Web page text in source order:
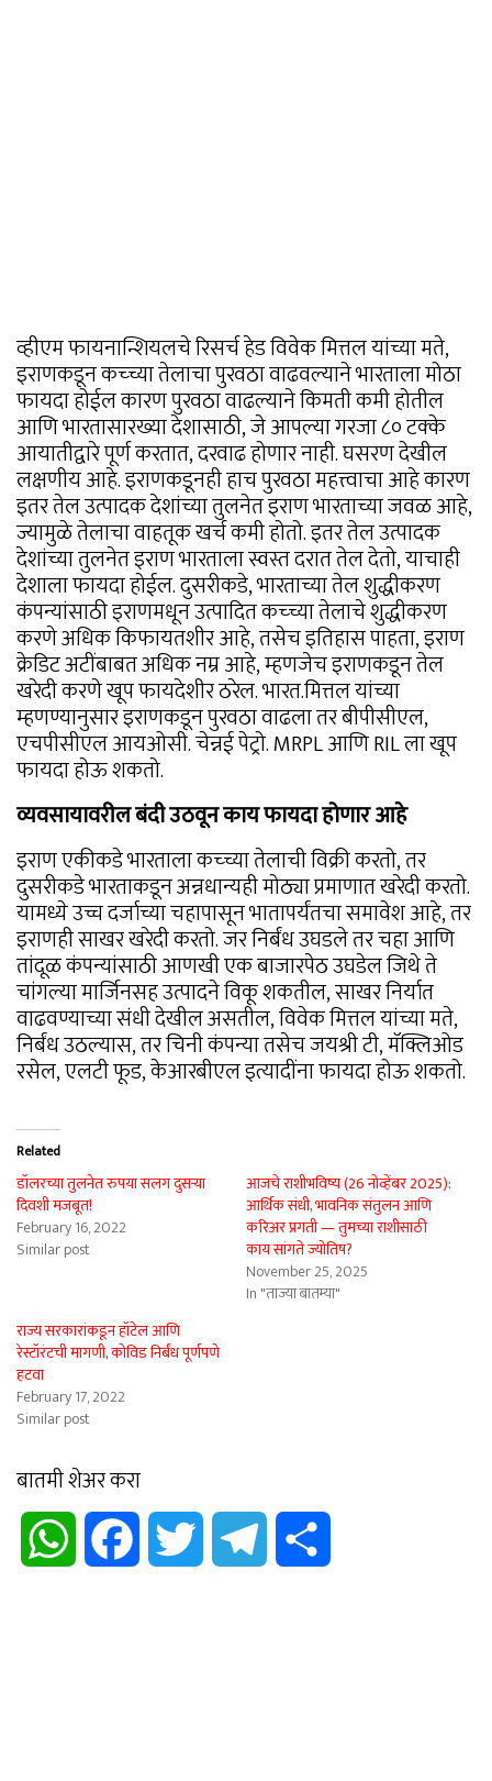
व्हीएम फायनान्शियलचे रिसर्च हेड विवेक मित्तल यांच्या मते,
इराणकडून कच्च्या तेलाचा पुरवठा वाढवल्याने भारताला मोठा
फायदा होईल कारण पुरवठा वाढल्याने किमती कमी होतील
आणि भारतासारख्या देशासाठी, जे आपल्या गरजा ८० टक्के
आयातीद्वारे पूर्ण करतात, दरवाढ होणार नाही. घसरण देखील
लक्षणीय आहे. इराणकडूनही हाच पुरवठा महत्त्वाचा आहे कारण
इतर तेल उत्पादक देशांच्या तुलनेत इराण भारताच्या जवळ आहे,
ज्यामुळे तेलाचा वाहतूक खर्च कमी होतो. इतर तेल उत्पादक
देशांच्या तुलनेत इराण भारताला स्वस्त दरात तेल देतो, याचाही
देशाला फायदा होईल. दुसरीकडे, भारताच्या तेल शुद्धीकरण
कंपन्यांसाठी इराणमधून उत्पादित कच्च्या तेलाचे शुद्धीकरण
करणे अधिक किफायतशीर आहे, तसेच इतिहास पाहता, इराण
क्रेडिट अटींबाबत अधिक नम्र आहे, म्हणजेच इराणकडून तेल
खरेदी करणे खूप फायदेशीर ठरेल. भारत.मित्तल यांच्या
म्हणण्यानुसार इराणकडून पुरवठा वाढला तर बीपीसीएल,
एचपीसीएल आयओसी. चेन्नई पेट्रो. MRPL आणि RIL ला खूप
फायदा होऊ शकतो.
व्यवसायावरील बंदी उठवून काय फायदा होणार आहे
इराण एकीकडे भारताला कच्च्या तेलाची विक्री करतो, तर
दुसरीकडे भारताकडून अन्नधान्यही मोठ्या प्रमाणात खरेदी करतो.
यामध्ये उच्च दर्जाच्या चहापासून भातापर्यंतचा समावेश आहे, तर
इराणही साखर खरेदी करतो. जर निर्बंध उघडले तर चहा आणि
तांदूळ कंपन्यांसाठी आणखी एक बाजारपेठ उघडेल जिथे ते
चांगल्या मार्जिनसह उत्पादने विकू शकतील, साखर निर्यात
वाढवण्याच्या संधी देखील असतील, विवेक मित्तल यांच्या मते,
निर्बंध उठल्यास, तर चिनी कंपन्या तसेच जयश्री टी, मॅक्लिओड
रसेल, एलटी फूड, केआरबीएल इत्यादींना फायदा होऊ शकतो.
Related
डॉलरच्या तुलनेत रुपया सलग दुसऱ्या
दिवशी मजबूत!
February 16, 2022
Similar post
आजचे राशीभविष्य (26 नोव्हेंबर 2025):
आर्थिक संधी, भावनिक संतुलन आणि
करिअर प्रगती — तुमच्या राशीसाठी
काय सांगते ज्योतिष?
November 25, 2025
In "ताज्या बातम्या"
राज्य सरकारांकडून हॉटेल आणि
रेस्टॉरंटची मागणी, कोविड निर्बंध पूर्णपणे
हटवा
February 17, 2022
Similar post
बातमी शेअर करा
WhatsApp Facebook Twitter Telegram